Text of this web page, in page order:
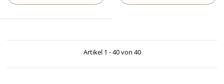
Artikel 1 - 40 von 40